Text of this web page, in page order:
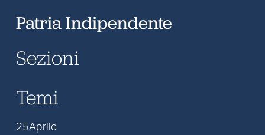
Patria Indipendente
Sezioni
Temi
25Aprile